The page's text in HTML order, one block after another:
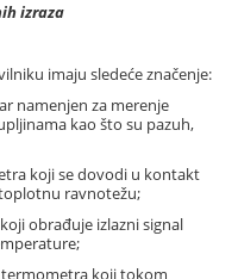
izraza
imaju sledeće značenje:
namenjen za merenje
kao što su pazuh,
koji se dovodi u kontakt
ravnotežu;
obrađuje izlazni signal
termometra koji tokom